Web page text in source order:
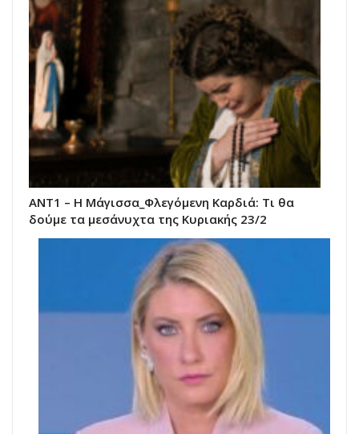
ΑΝΤ1 – Η Μάγισσα_Φλεγόμενη Καρδιά: Τι θα
δούμε τα μεσάνυχτα της Κυριακής 23/2